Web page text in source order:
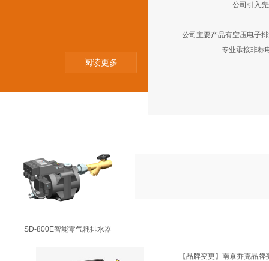
SD-800E智能零气耗排水器
阅读更多
公司引入先
公司主要产品有空压电子排
专业承接非标
NEWS 新闻资讯
【品牌变更】南京乔克品牌